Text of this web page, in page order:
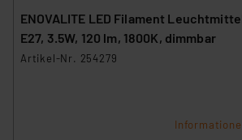
ENOVALITE LED Filament
E27, 3.5W, 120 lm, 1800K, dimmbar
Artikel-Nr. 254279